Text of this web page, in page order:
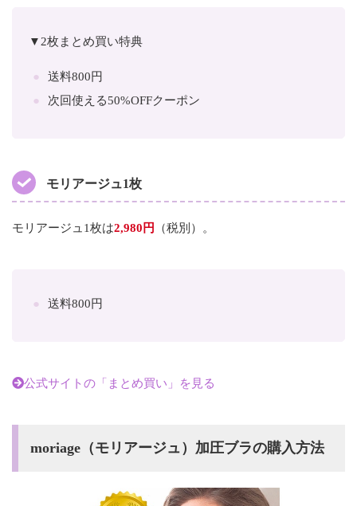
▼2枚まとめ買い特典
送料800円
次回使える50%OFFクーポン
モリアージュ1枚
モリアージュ1枚は2,980円 （税別）。
送料800円
公式サイトの「まとめ買い」を見る
moriage（モリアージュ）加圧ブラの購入方法